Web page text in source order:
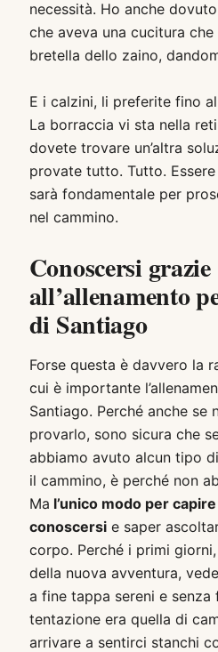
necessità. Ho anche
che aveva una cucitura
bretella dello zaino,
E i calzini, li preferite fino
La borraccia vi sta nella
dovete trovare un’altra
provate tutto. Tutto.
sarà fondamentale per
nel cammino.
Conoscersi grazie
all’allenamento
di Santiago
Forse questa è davvero la
cui è importante
Santiago. Perché anche se
provarlo, sono sicura che
abbiamo avuto alcun tipo
il cammino, è perché non
Ma l’unico modo per
conoscersie saper
corpo. Perché i primi
della nuova avventura,
a fine tappa sereni e senza
tentazione era quella di
arrivare a sentirci stanchi